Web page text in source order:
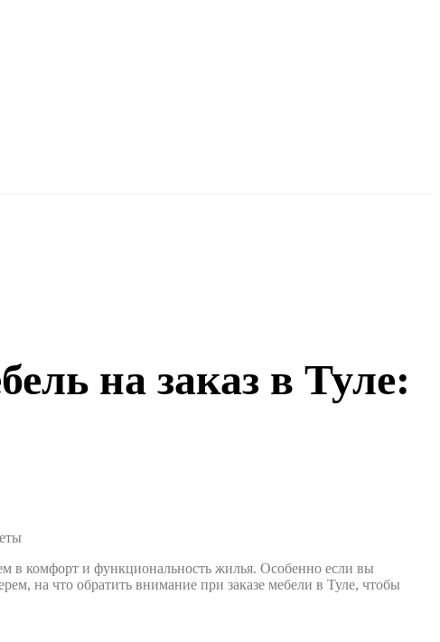
на заказ в Туле:
в комфорт и функциональность жилья. Особенно если вы
на что обратить внимание при заказе мебели в Туле, чтобы